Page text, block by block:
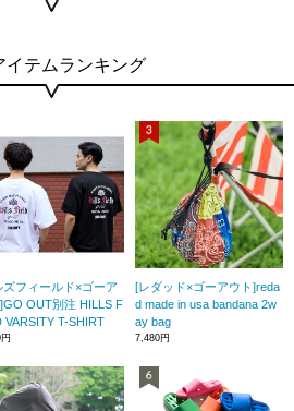
イテムランキング
ズフィールド×ゴーア
OUT別注 HILLS F
VARSITY T-SHIRT
[レダッド×ゴーアウト]reda
d made in usa bandana 2w
ay bag
7,480円